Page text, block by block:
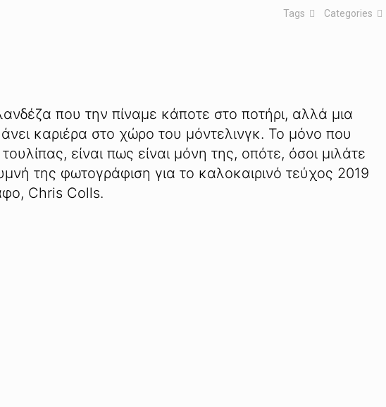
Categories
Tags
που την πίναμε κάποτε στο ποτήρι, αλλά μια
καριέρα στο χώρο του μόντελινγκ. Το μόνο που
είναι πως είναι μόνη της, οπότε, όσοι μιλάτε
της φωτογράφιση για το καλοκαιρινό τεύχος 2019
Chris Colls.